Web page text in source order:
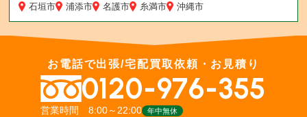
石垣市
浦添市 名護市 糸満市 沖縄市
お電話で出張/宅配買取依頼・お見積り
0120-976-355
営業時間 8:00～22:00 年中無休